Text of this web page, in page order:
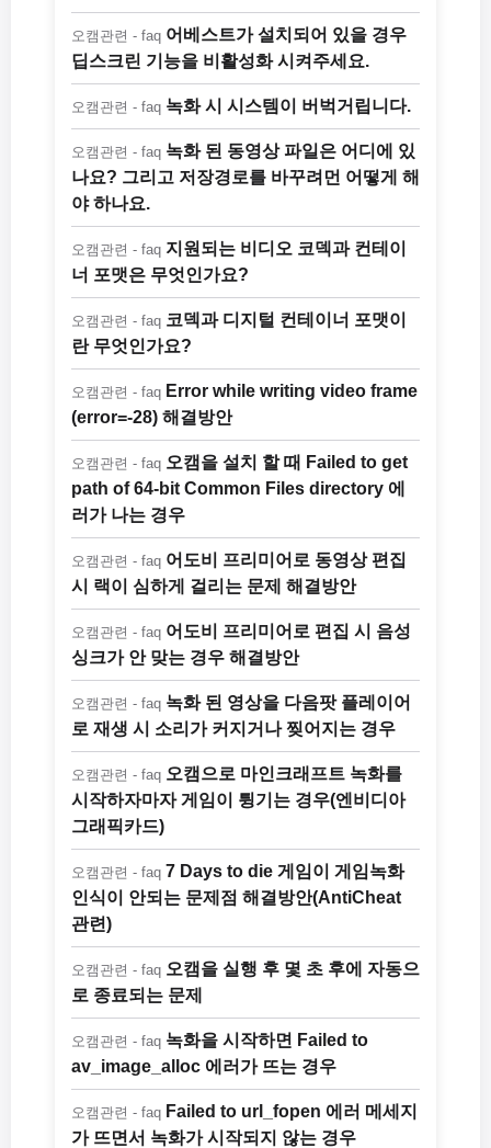
오캠관련 - faq 어베스트가 설치되어 있을 경우
딥스크린 기능을 비활성화 시켜주세요.
오캠관련 - faq 녹화 시 시스템이 버벅거립니다.
오캠관련 - faq 녹화 된 동영상 파일은 어디에 있
나요? 그리고 저장경로를 바꾸려먼 어떻게 해
야 하나요.
오캠관련 - faq 지원되는 비디오 코덱과 컨테이
너 포맷은 무엇인가요?
오캠관련 - faq 코덱과 디지털 컨테이너 포맷이
란 무엇인가요?
오캠관련 - faq Error while writing video frame
(error=-28) 해결방안
오캠관련 - faq 오캠을 설치 할 때 Failed to get
path of 64-bit Common Files directory 에
러가 나는 경우
오캠관련 - faq 어도비 프리미어로 동영상 편집
시 랙이 심하게 걸리는 문제 해결방안
오캠관련 - faq 어도비 프리미어로 편집 시 음성
싱크가 안 맞는 경우 해결방안
오캠관련 - faq 녹화 된 영상을 다음팟 플레이어
로 재생 시 소리가 커지거나 찢어지는 경우
오캠관련 - faq 오캠으로 마인크래프트 녹화를
시작하자마자 게임이 튕기는 경우(엔비디아
그래픽카드)
오캠관련 - faq 7 Days to die 게임이 게임녹화
인식이 안되는 문제점 해결방안(AntiCheat
관련)
오캠관련 - faq 오캠을 실행 후 몇 초 후에 자동으
로 종료되는 문제
오캠관련 - faq 녹화을 시작하면 Failed to
av_image_alloc 에러가 뜨는 경우
오캠관련 - faq Failed to url_fopen 에러 메세지
가 뜨면서 녹화가 시작되지 않는 경우